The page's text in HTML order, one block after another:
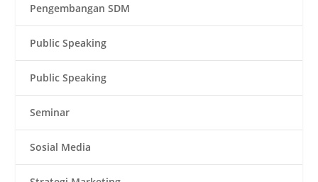
Pengembangan SDM
Public Speaking
Public Speaking
Seminar
Sosial Media